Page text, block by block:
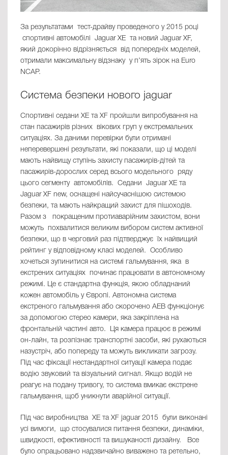
За результатами тест-драйву проведеного у 2015 році
спортивні автомобілі Jaguar XE та новий Jaguar XF,
який докорінно відрізняється від попередніх моделей,
отримали максимальну відзнаку у п’ять зірок на Euro
NCAP.
Система безпеки нового jaguar
Спортивні седани XE та XF пройшли випробування на
стан пасажирів різних вікових груп у екстремальних
ситуаціях. За даними перевірки були отримані
неперевершені результати, які показали, що ці моделі
мають найвищу ступінь захисту пасажирів-дітей та
пасажирів-дорослих серед всього модельного ряду
цього сегменту автомобілів. Седани Jaguar XE та
Jaguar XF new, оснащені найсучаснішою системою
безпеки, та мають найкращий захист для пішоходів.
Разом з покращеним протиаварійним захистом, вони
можуть похвалитися великим вибором систем активної
безпеки, що в черговий раз підтверджує їх найвищий
рейтинг у відповідному класі моделей. Особливо
хочеться зупинитися на системі гальмування, яка в
екстрених ситуаціях починає працювати в автономному
режимі. Це є стандартна функція, якою обладнаний
кожен автомобіль у Європі. Автономна система
екстреного гальмування або скорочено АЕВ функціонує
за допомогою стерео камери, яка закріплена на
фронтальній частині авто. Ця камера працює в режимі
он-лайн, та розпізнає транспортні засоби, які рухаються
назустріч, або попереду та можуть викликати загрозу.
Під час фіксації нестандартної ситуації камера подає
водію звуковий та візуальний сигнал. Якщо водій не
реагує на подану тривогу, то система вмикає екстрене
гальмування, щоб уникнути аварійної ситуації.
Під час виробництва XE та XF jaguar 2015 були виконані
усі вимоги, що стосувалися питання безпеки, динаміки,
швидкості, ефективності та вишуканості дизайну. Все
було опрацьовано надзвичайно виважено та ретельно,